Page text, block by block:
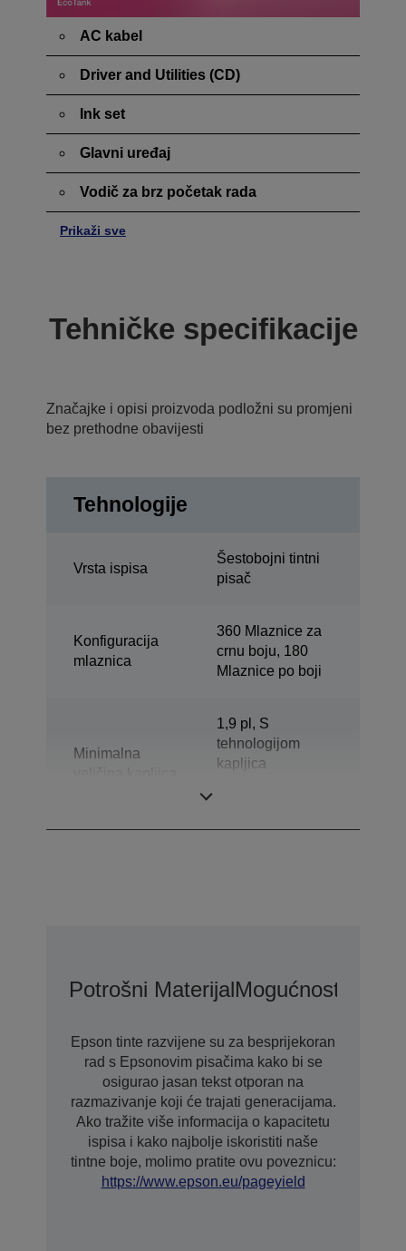
AC kabel
Driver and Utilities (CD)
Ink set
Glavni uređaj
Vodič za brz početak rada
Prikaži sve
Tehničke specifikacije
Značajke i opisi proizvoda podložni su promjeni
bez prethodne obavijesti
Tehnologije
Vrsta ispisa
Šestobojni tintni
pisač
Konfiguracija
mlaznica
360 Mlaznice za
crnu boju, 180
Mlaznice po boji
Minimalna
1,9 pl, S
tehnologijom
kapljica
Potrošni MaterijalMogućnosti
Epson tinte razvijene su za besprijekoran
rad s Epsonovim pisačima kako bi se
osigurao jasan tekst otporan na
razmazivanje koji će trajati generacijama.
Ako tražite više informacija o kapacitetu
ispisa i kako najbolje iskoristiti naše
tintne boje, molimo pratite ovu poveznicu:
https://www.epson.eu/pageyield